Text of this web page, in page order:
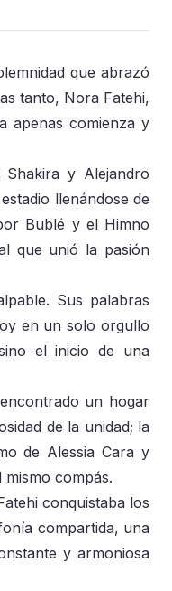
que abrazó
tanto, Nora Fatehi,
apenas comienza y
y Alejandro
llenándose de
Bublé y el Himno
que unió la pasión
Sus palabras
en un solo orgullo
el inicio de una
un hogar
de la unidad; la
de Alessia Cara y
compás.
conquistaba los
compartida, una
y armoniosa